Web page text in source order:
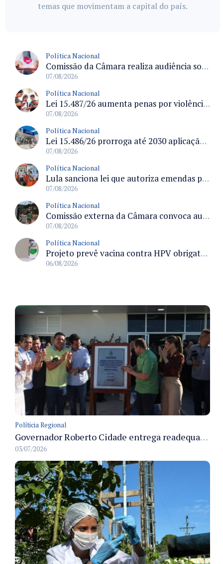
temas que movimentam a capital do país.
Política Nacional
Comissão da Câmara realiza audiência sobre apostas online para medir o tamanho do mercado ilegal
07/08/2026
Política Nacional
Lei 15.487/26 aumenta penas por violência sexual digital contra crianças e adolescentes e autoriza ronda virtual para investigação
07/08/2026
Política Nacional
Lei 15.486/26 prorroga até 2030 aplicação do FGTS em crédito para hospitais filantrópicos e santas casas
07/08/2026
Política Nacional
Lula sanciona lei que autoriza emendas parlamentares para atendimento pré-hospitalar pelos bombeiros
07/08/2026
Política Nacional
Comissão externa da Câmara convoca audiência pública sobre chuvas na Zona da Mata de Minas Gerais e impactos em Juiz de Fora
07/08/2026
Política Nacional
Projeto prevê vacina contra HPV obrigatória e testes moleculares para rastreamento do câncer do colo do útero
06/08/2026
Políticia Regional
Governador Roberto Cidade entrega readequação do ambulatório da FCecon e amplia capacidade de atendimento oncológico em Manaus
03/07/2026